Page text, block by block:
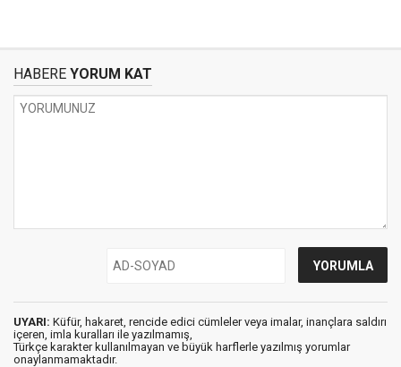
HABERE YORUM KAT
UYARI: Küfür, hakaret, rencide edici cümleler veya imalar, inançlara saldırı
içeren, imla kuralları ile yazılmamış,
Türkçe karakter kullanılmayan ve büyük harflerle yazılmış yorumlar
onaylanmamaktadır.